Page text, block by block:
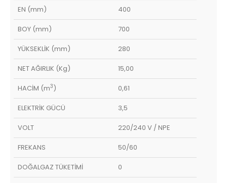
EN (mm) 400
BOY (mm) 700
YÜKSEKLİK (mm) 280
NET AĞIRLIK (Kg) 15,00
HACİM (m3 ) 0,61
ELEKTRİK GÜCÜ 3,5
VOLT 220/240 V / NPE
FREKANS 50/60
DOĞALGAZ TÜKETİMİ 0